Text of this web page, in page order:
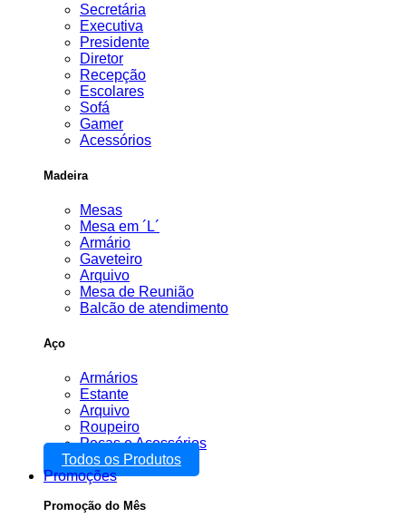
Secretária
Executiva
Presidente
Diretor
Recepção
Escolares
Sofá
Gamer
Acessórios
Madeira
Mesas
Mesa em ´L´
Armário
Gaveteiro
Arquivo
Mesa de Reunião
Balcão de atendimento
Aço
Armários
Estante
Arquivo
Roupeiro
Peças e Acessórios
Todos os Produtos
Promoções
Promoção do Mês